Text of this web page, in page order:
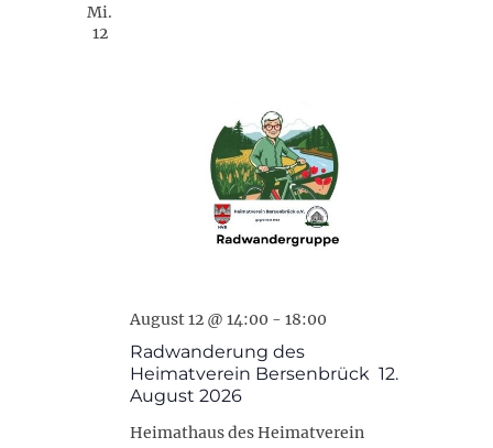
Mi.
12
Radwanderung des
Heimatverein Bersenbrück 12.
August 2026
August 12 @ 14:00 - 18:00
Heimathaus des Heimatverein